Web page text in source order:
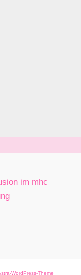
im mhc
WordPress-Theme